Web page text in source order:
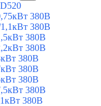
380В
380В
380В
380В
380В
380В
380В
380В
380В